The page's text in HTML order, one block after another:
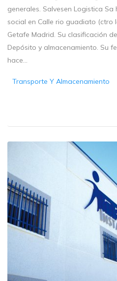
generales. Salvesen Logistica
social en Calle rio guadiato (ctro
Getafe Madrid. Su clasificación
Depósito y almacenamiento. Su
hace...
Transporte Y Almacenamiento